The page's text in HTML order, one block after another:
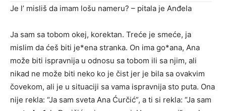
Je l’ misliš da imam lošu nameru? – pitala je Anđela
Ja sam sa tobom okej, korektan. Treće je smeće, ja
mislim da ćeš biti je*ena stranka. On ima go*ana, Ana
može biti ispravnija u odnosu sa tobom ili sa njim, ali
nikad ne može biti neko ko je čist jer je bila sa ovakvim
čovekom, ali je u situaciji sa vama ispravnija sto puta. Ona
nije rekla: “Ja sam sveta Ana Ćurčić”, a ti si rekla: “Ja sam